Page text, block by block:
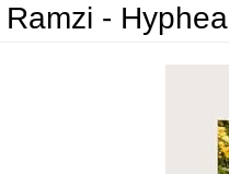
Ramzi - Hyphea